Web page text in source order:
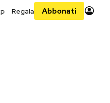
Regala Abbonati